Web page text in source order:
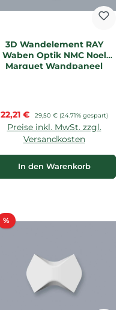
3D Wandelement RAY
Waben Optik NMC Noel
Marquet Wandpaneel
Verkaufspreis:
22,21 € Regulärer Preis:
29,50 € (24.71% gespart)
Preise inkl. MwSt. zzgl.
Versandkosten
In den Warenkorb
%Rabatt